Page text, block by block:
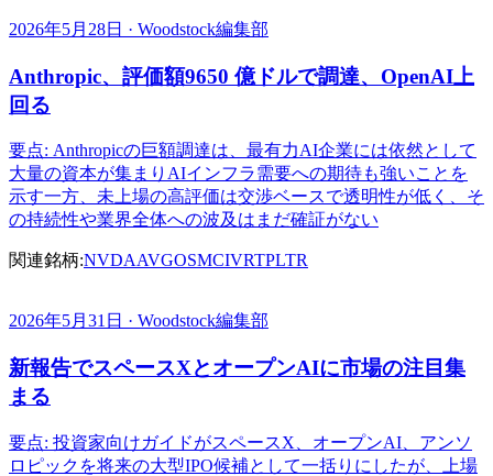
2026年5月28日 · Woodstock編集部
Anthropic、評価額9650 億ドルで調達、OpenAI上
回る
要点: Anthropicの巨額調達は、最有力AI企業には依然として
大量の資本が集まりAIインフラ需要への期待も強いことを
示す一方、未上場の高評価は交渉ベースで透明性が低く、そ
の持続性や業界全体への波及はまだ確証がない
関連銘柄:NVDAAVGOSMCIVRTPLTR
2026年5月31日 · Woodstock編集部
新報告でスペースXとオープンAIに市場の注目集
まる
要点: 投資家向けガイドがスペースX、オープンAI、アンソ
ロピックを将来の大型IPO候補として一括りにしたが、上場